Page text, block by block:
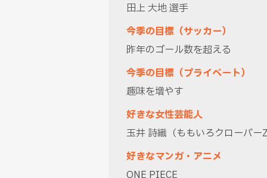
田上 大地 選手
今季の目標（サッカー）
昨年のゴール数を超える
今季の目標（プライベート）
趣味を増やす
好きな女性芸能人
玉井 詩織（ももいろクローバーZ
好きなマンガ・アニメ
ONE PIECE